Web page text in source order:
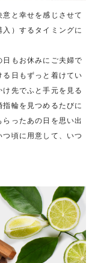
と幸せを感じさせて
）するタイミングに
もお休みにご夫婦で
日もずっと着けてい
先でふと手元を見る
輪を見つめるたびに
ったあの日を思い出
頃に用意して、いつ